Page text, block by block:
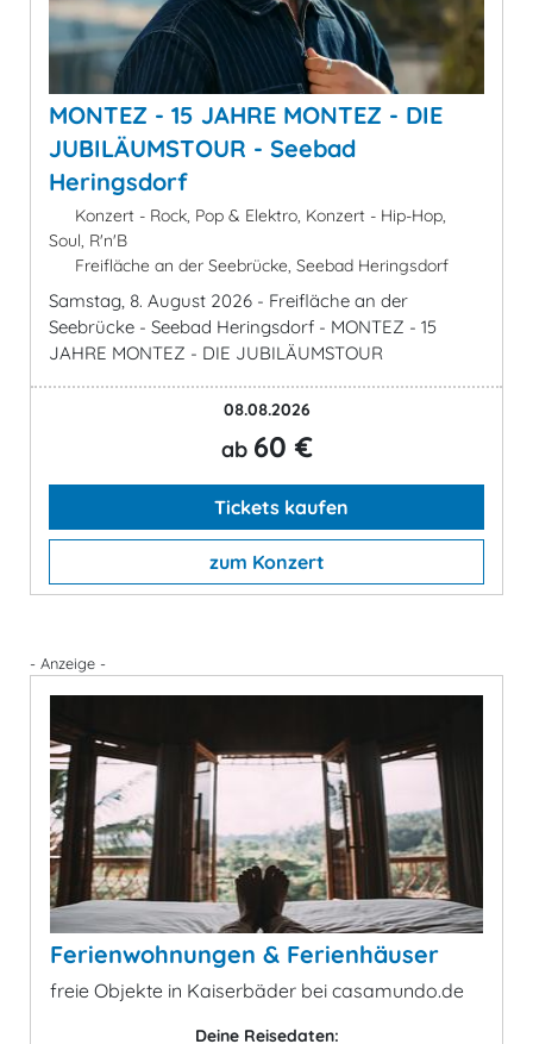
MONTEZ - 15 JAHRE MONTEZ - DIE
JUBILÄUMSTOUR - Seebad
Heringsdorf
Konzert - Rock, Pop & Elektro, Konzert - Hip-Hop,
Soul, R'n'B
Freifläche an der Seebrücke, Seebad Heringsdorf
Samstag, 8. August 2026 - Freifläche an der
Seebrücke - Seebad Heringsdorf - MONTEZ - 15
JAHRE MONTEZ - DIE JUBILÄUMSTOUR
08.08.2026
ab 60 €
Tickets kaufen
zum Konzert
- Anzeige -
Ferienwohnungen & Ferienhäuser
freie Objekte in Kaiserbäder bei casamundo.de
Deine Reisedaten: